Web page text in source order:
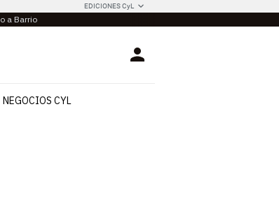
EDICIONES CyL
a Barrio
Login
NEGOCIOS CYL